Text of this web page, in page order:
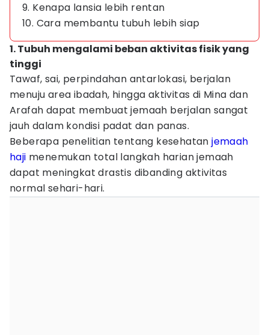
9. Kenapa lansia lebih rentan
10. Cara membantu tubuh lebih siap
1. Tubuh mengalami beban aktivitas fisik yang
tinggi
Tawaf, sai, perpindahan antarlokasi, berjalan
menuju area ibadah, hingga aktivitas di Mina dan
Arafah dapat membuat jemaah berjalan sangat
jauh dalam kondisi padat dan panas.
Beberapa penelitian tentang kesehatanjemaah
haji menemukan total langkah harian jemaah
dapat meningkat drastis dibanding aktivitas
normal sehari-hari.